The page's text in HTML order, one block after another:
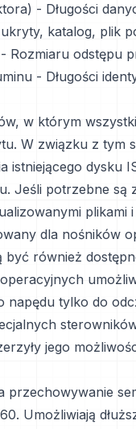
- Długości
katalog, plik
Rozmiaru odstępu
- Długości
w którym
W związku z tym
istniejącego dysku
Jeśli potrzebne są
plikami i
dla nośników
również
napędu tylko do
jego
przechowywanie
Umożliwiają